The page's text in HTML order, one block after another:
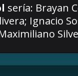
sería: Brayan
Ignacio